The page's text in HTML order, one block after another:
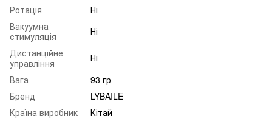
Ротація
Ні
Вакуумна
стимуляція
Ні
Дистанційне
управління
Ні
Вага
93 гр
Бренд
LYBAILE
Країна виробник
Кітай